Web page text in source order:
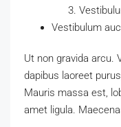
Vestibulum
Ut non gravida arcu.
dapibus laoreet
Mauris massa est,
amet ligula.